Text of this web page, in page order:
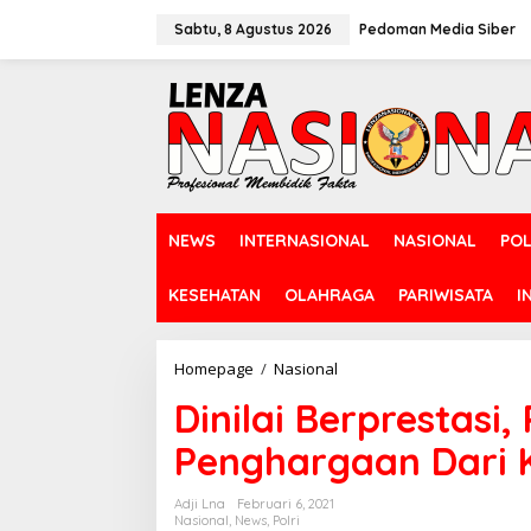
Sabtu, 8 Agustus 2026 Pedoman Media Siber
NEWS INTERNASIONAL NASIONAL
KESEHATAN OLAHRAGA PARIWISATA
Homepage / Nasional
n
l
a
Dinilai Berprestasi,
Penghargaan Dari
Adji Lna
Februari 6, 2021
Nasional, News, Polri